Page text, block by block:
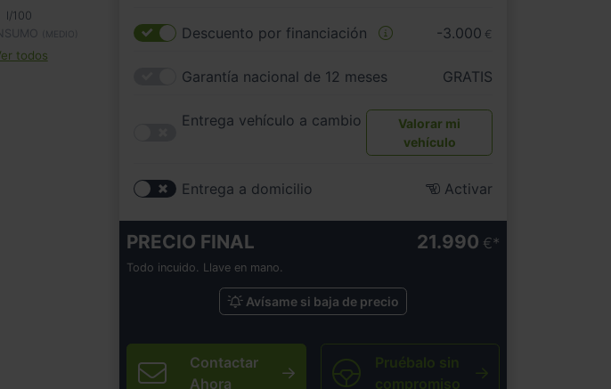
l/100
(MEDIO)
todos
Descuento por financiación -3.000 €
Garantía nacional de 12 meses GRATIS
Entrega vehículo a cambio
Valorar mi
vehículo
Entrega a domicilio Activar
PRECIO FINAL 21.990 €
Todo incuido. Llave en mano.
Avísame si baja de precio
Contactar
Ahora
Pruébalo sin
compromiso